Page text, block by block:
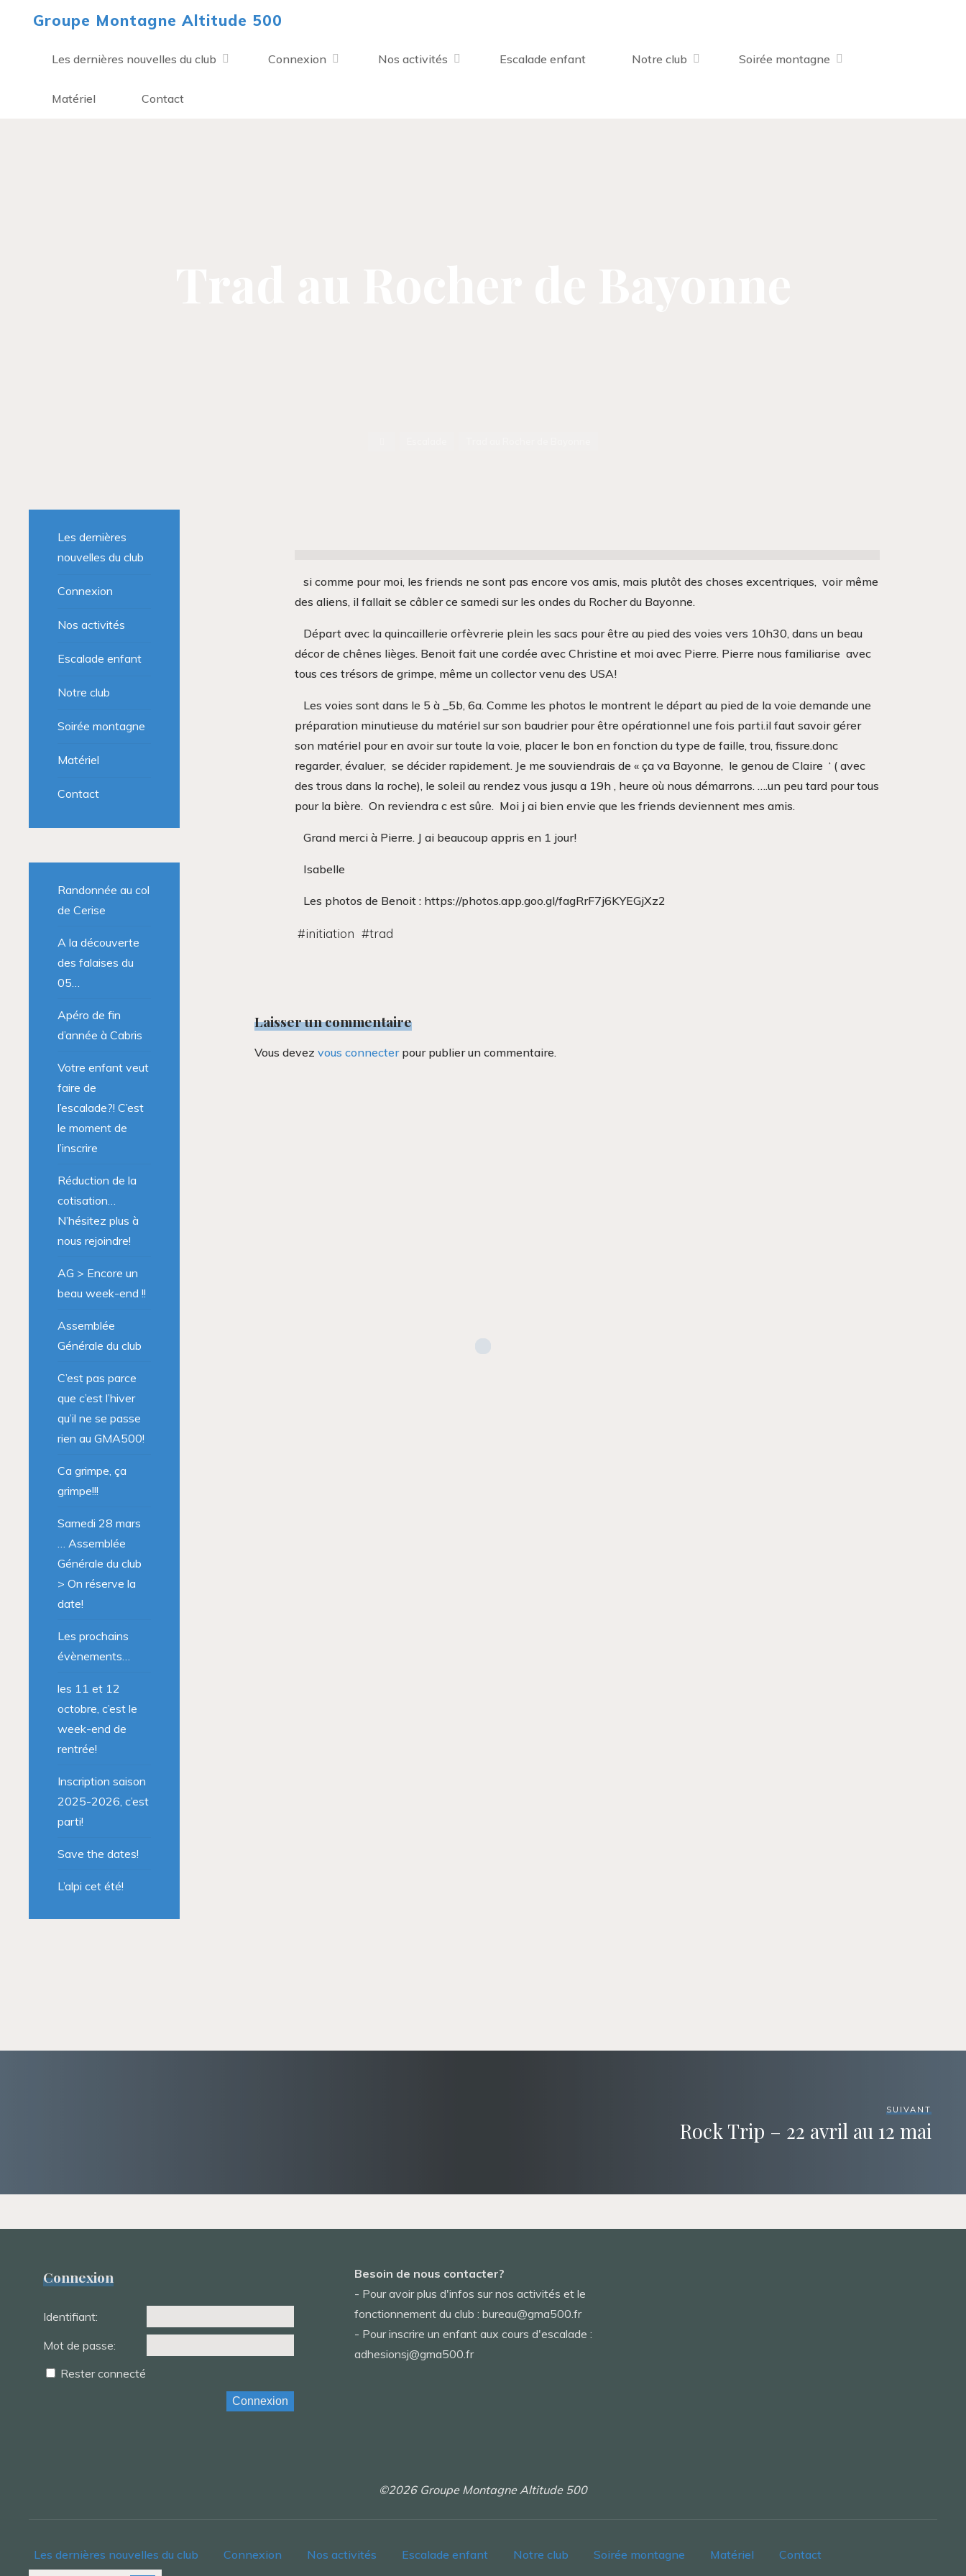
Groupe Montagne Altitude 500
Les dernières nouvelles du club Connexion Nos activités Escalade enfant Notre club Soirée montagne
Matériel Contact
si comme pour moi, les friends ne sont pas encore vos amis, mais plutôt des choses excentriques, voir même
des aliens, il fallait se câbler ce samedi sur les ondes du Rocher du Bayonne.
Départ avec la quincaillerie orfèvrerie plein les sacs pour être au pied des voies vers 10h30, dans un beau
décor de chênes lièges. Benoit fait une cordée avec Christine et moi avec Pierre. Pierre nous familiarise avec
tous ces trésors de grimpe, même un collector venu des USA!
Les voies sont dans le 5 à _5b, 6a. Comme les photos le montrent le départ au pied de la voie demande une
préparation minutieuse du matériel sur son baudrier pour être opérationnel une fois parti.il faut savoir gérer
son matériel pour en avoir sur toute la voie, placer le bon en fonction du type de faille, trou, fissure.donc
regarder, évaluer, se décider rapidement. Je me souviendrais de « ça va Bayonne, le genou de Claire ‘ ( avec
des trous dans la roche), le soleil au rendez vous jusqu a 19h , heure où nous démarrons. ….un peu tard pour tous
pour la bière. On reviendra c est sûre. Moi j ai bien envie que les friends deviennent mes amis.
Grand merci à Pierre. J ai beaucoup appris en 1 jour!
Isabelle
Les photos de Benoit : https://photos.app.goo.gl/fagRrF7j6KYEGjXz2
#initiation #trad
Laisser un commentaire
Vous devez vous connecterpour publier un commentaire.
Les dernières
nouvelles du club
Connexion
Nos activités
Escalade enfant
Notre club
Soirée montagne
Matériel
Contact
Randonnée au col
de Cerise
A la découverte
des falaises du
05…
Apéro de fin
d’année à Cabris
Votre enfant veut
faire de
l’escalade?! C’est
le moment de
l’inscrire
Réduction de la
cotisation…
N’hésitez plus à
nous rejoindre!
AG > Encore un
beau week-end !!
Assemblée
Générale du club
C’est pas parce
que c’est l’hiver
qu’il ne se passe
rien au GMA500!
Ca grimpe, ça
grimpe!!!
Samedi 28 mars
… Assemblée
Générale du club
> On réserve la
date!
Les prochains
évènements…
les 11 et 12
octobre, c’est le
week-end de
rentrée!
Inscription saison
2025-2026, c’est
parti!
Save the dates!
L’alpi cet été!
SUIVANT
Rock Trip – 22 avril au 12 mai
Connexion
Identifiant:
Mot de passe:
Rester connecté
Connexion
Besoin de nous contacter?
- Pour avoir plus d'infos sur nos activités et le
fonctionnement du club : bureau@gma500.fr
- Pour inscrire un enfant aux cours d'escalade :
adhesionsj@gma500.fr
©2026 Groupe Montagne Altitude 500
Les dernières nouvelles du club Connexion Nos activités Escalade enfant Notre club Soirée montagne Matériel Contact